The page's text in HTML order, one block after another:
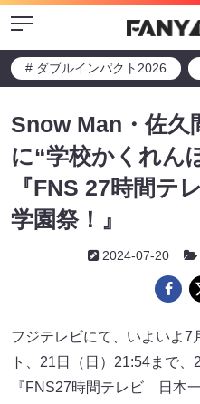
Menu
# ダブルインパクト2026
Snow Man・佐久
に“学校かくれん
『FNS 27時間テ
学園祭！』
2024-07-20
フジテレビにて、いよいよ7
ト、21日（日）21:54まで
『FNS27時間テレビ 日本